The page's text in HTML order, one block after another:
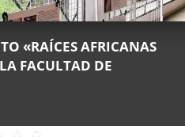
«RAÍCES AFRICANAS
FACULTAD DE
F “TIEMPO,
DEL CEIS